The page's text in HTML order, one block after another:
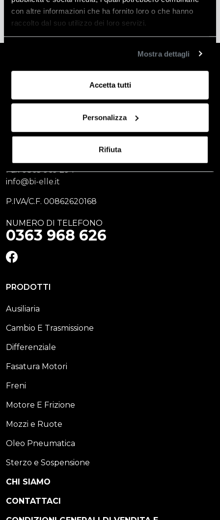
con altre informazioni che ha fornito loro o che hanno
raccolto dal suo utilizzo dei loro servizi.
Mostra dettagli
Accetta tutti
Personalizza
Rifiuta
BI. ELLE di Agosti & C. s.a.s
24054 Calcio (BG)
Fax0363 969 294
info@bi-elle.it
P.IVA/C.F. 00862620168
NUMERO DI TELEFONO
0363 968 626
FACEBOOK
PRODOTTI
Ausiliaria
Cambio E Trasmissione
Differenziale
Fasatura Motori
Freni
Motore E Frizione
Mozzi e Ruote
Oleo Pneumatica
Sterzo e Sospensione
CHI SIAMO
CONTATTACI